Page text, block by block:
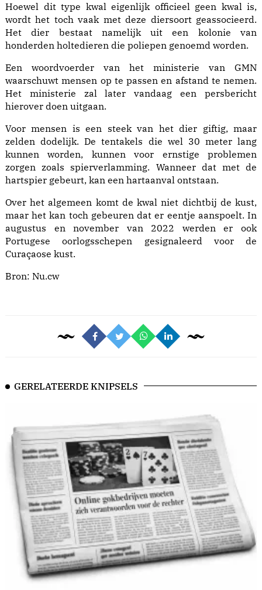
Hoewel dit type kwal eigenlijk officieel geen kwal is,
wordt het toch vaak met deze diersoort geassocieerd.
Het dier bestaat namelijk uit een kolonie van
honderden holtedieren die poliepen genoemd worden.
Een woordvoerder van het ministerie van GMN
waarschuwt mensen op te passen en afstand te nemen.
Het ministerie zal later vandaag een persbericht
hierover doen uitgaan.
Voor mensen is een steek van het dier giftig, maar
zelden dodelijk. De tentakels die wel 30 meter lang
kunnen worden, kunnen voor ernstige problemen
zorgen zoals spierverlamming. Wanneer dat met de
hartspier gebeurt, kan een hartaanval ontstaan.
Over het algemeen komt de kwal niet dichtbij de kust,
maar het kan toch gebeuren dat er eentje aanspoelt. In
augustus en november van 2022 werden er ook
Portugese oorlogsschepen gesignaleerd voor de
Curaçaose kust.
Bron: Nu.cw
GERELATEERDE KNIPSELS